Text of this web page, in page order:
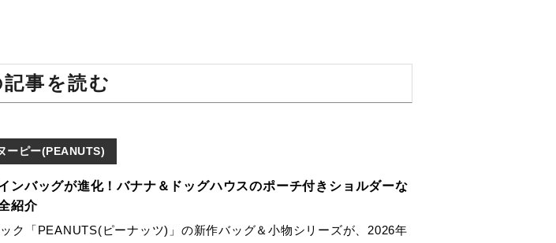
事を読む
ーピー(PEANUTS)
ンバッグが進化！バナナ＆ドッグハウスのポーチ付きショルダーな
紹介
ク「PEANUTS(ピーナッツ)」の新作バッグ＆小物シリーズが、2026年